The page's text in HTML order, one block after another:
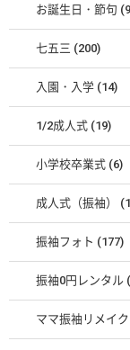
お誕生日・節句
七五三 (200)
入園・入学 (14)
1/2成人式 (19)
小学校卒業式 (6)
成人式（振袖）
振袖フォト (177)
振袖0円レンタル
ママ振袖リメイ